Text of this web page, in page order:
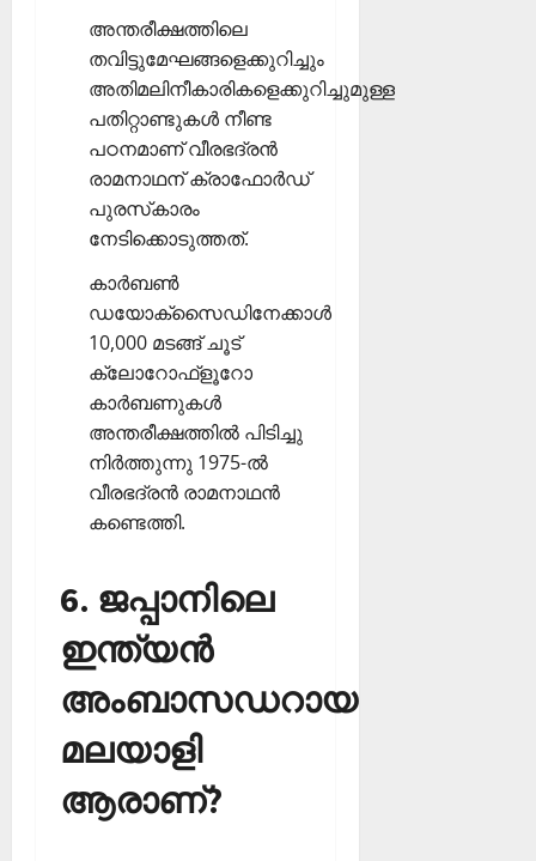
അന്തരീക്ഷത്തിലെ
തവിട്ടുമേഘങ്ങളെക്കുറിച്ചും
അതിമലിനീകാരികളെക്കുറിച്ചുമുള്ള
പതിറ്റാണ്ടുകള്‍ നീണ്ട
പഠനമാണ് വീരഭദ്രന്‍
രാമനാഥന് ക്രാഫോര്‍ഡ്
പുരസ്‌കാരം
നേടിക്കൊടുത്തത്.
കാര്‍ബണ്‍
ഡയോക്‌സൈഡിനേക്കാള്‍
10,000 മടങ്ങ് ചൂട്
ക്ലോറോഫ്‌ളൂറോ
കാര്‍ബണുകള്‍
അന്തരീക്ഷത്തില്‍ പിടിച്ചു
നിര്‍ത്തുന്നു 1975-ല്‍
വീരഭദ്രന്‍ രാമനാഥന്‍
കണ്ടെത്തി.
6. ജപ്പാനിലെ
ഇന്ത്യന്‍
അംബാസഡറായ
മലയാളി
ആരാണ്?